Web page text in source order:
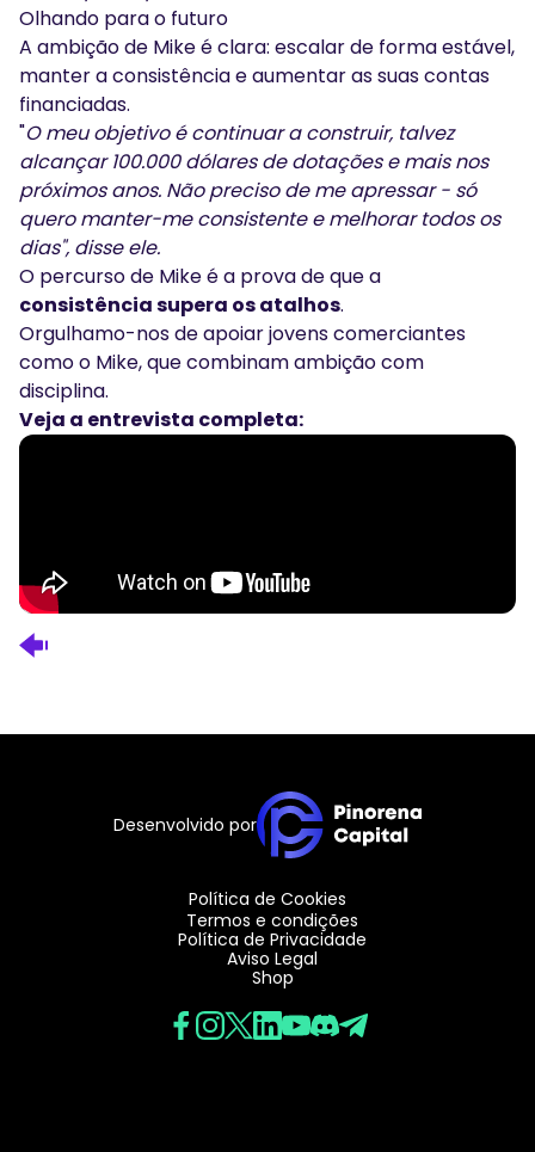
Olhando para o futuro
A ambição de Mike é clara: escalar de forma estável,
manter a consistência e aumentar as suas contas
financiadas.
"O meu objetivo é continuar a construir, talvez
alcançar 100.000 dólares de dotações e mais nos
próximos anos. Não preciso de me apressar - só
quero manter-me consistente e melhorar todos os
dias", disse ele.
O percurso de Mike é a prova de que a
consistência supera os atalhos.
Orgulhamo-nos de apoiar jovens comerciantes
como o Mike, que combinam ambição com
disciplina.
Veja a entrevista completa:
Desenvolvido por
Política de Cookies
Termos e condições
Política de Privacidade
Aviso Legal
Shop